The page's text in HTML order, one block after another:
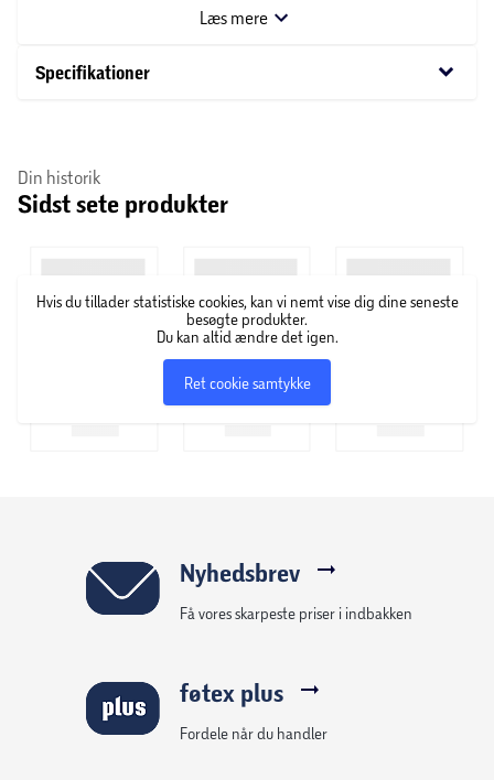
traditionel japansk kunst og kultur.
Læs mere
Specifikationer keyboard_arrow_down
Din historik
Sidst sete produkter
Hvis du tillader statistiske cookies, kan vi nemt vise dig dine seneste
besøgte produkter.
Du kan altid ændre det igen.
Ret cookie samtykke
Nyhedsbrev
Få vores skarpeste priser i indbakken
føtex plus
Fordele når du handler